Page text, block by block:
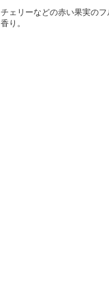
チェリーなどの赤い果実のフ
香り。